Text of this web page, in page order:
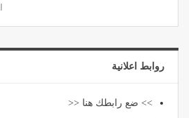
روابط اعلانية
>> ضع رابطك هنا <<